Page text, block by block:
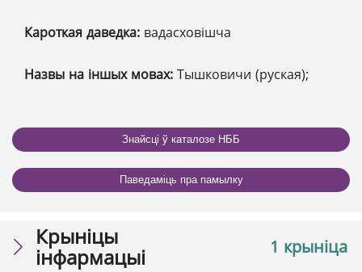
Кароткая даведка: вадасховішча
Назвы на іншых мовах: Тышковичи (руская);
Знайсці ў каталозе НББ
Паведаміць пра памылку
1 крыніца
Крыніцы
інфармацыі